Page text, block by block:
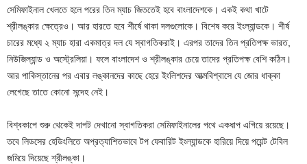
সেমিফাইনাল খেলতে হলে পরের তিন ম্যাচ জিততেই হবে বাংলাদেশকে। একই কথা খাটে
শ্রীলঙ্কার ক্ষেত্রেও। আর হারতে হবে শীর্ষে থাকা দলগুলোকে। বিশেষ করে ইংল্যান্ডকে। শীর্ষ
চারের মধ্যে ২ ম্যাচ হারা একমাত্র দল যে স্বাগতিকরাই। এরপর তাদের তিন প্রতিপক্ষ ভারত,
নিউজিল্যান্ড ও অস্ট্রেলিয়া। ফলে বাংলাদেশ ও শ্রীলঙ্কার চেয়ে তাদের প্রতিপক্ষ বেশি কঠিন।
আর পাকিস্তানের পর এবার লঙ্কানদের কাছে হেরে ইংলিশদের আত্মবিশ্বাসে যে জোর ধাক্কা
লেগেছে তাতে কোনো সন্দেহ নেই।
বিশ্বকাপে শুরু থেকেই দাপট দেখানো স্বাগতিকরা সেমিফাইনালের পথে একধাপ এগিয়ে রয়েছে।
তবে লিডসের হেডিংলিতে অপ্রত্যাশিতভাবে টপ ফেবারিট ইংল্যান্ডকে হারিয়ে দিয়ে পয়েন্ট টেবিল
জমিয়ে দিয়েছে শ্রীলঙ্কা।